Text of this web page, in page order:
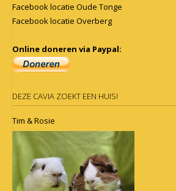
Facebook locatie Oude Tonge
Facebook locatie Overberg
Online doneren via Paypal:
DEZE CAVIA ZOEKT EEN HUIS!
Tim & Rosie